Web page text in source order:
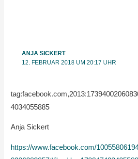
ANJA SICKERT
12. FEBRUAR 2018 UM 20:17 UHR
4034055885
Anja Sickert
https://www.facebook.com/